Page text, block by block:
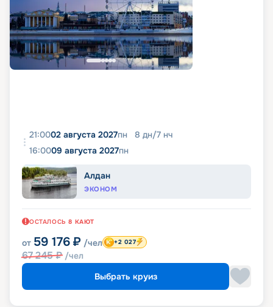
21:0002 августа 2027пн 8 дн/7 нч
16:0009 августа 2027пн
Алдан
ЭКОНОМ
ОСТАЛОСЬ 8 КАЮТ
от 59 176 ₽ /чел
67 245₽ /чел
+2 027
Выбрать круиз